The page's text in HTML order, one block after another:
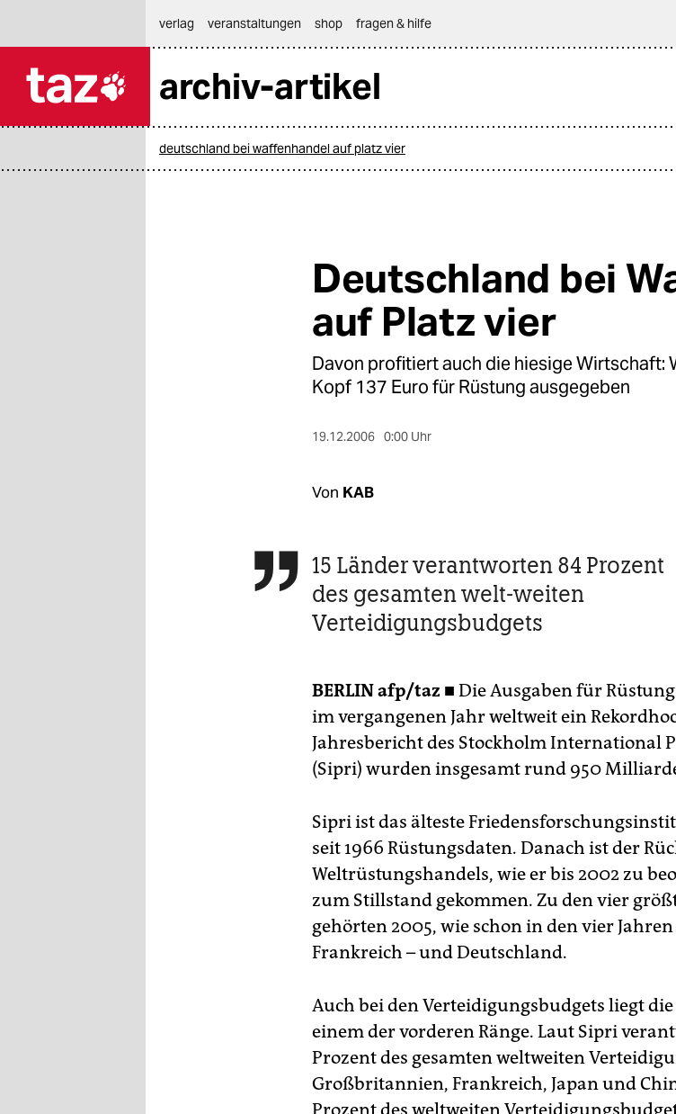
themen
veranstaltungen
verlag
veranstaltungen shop fragen & hilfe
archiv-artikel
deutschland bei waffenhandel auf platz vier
Deutschland bei
auf Platz vier
Davon profitiert auch die hiesige Wirtschaft:
Kopf 137 Euro für Rüstung ausgegeben
19.12.2006 0:00 Uhr
Von KAB
 15 Länder verantworten 84 Prozent
des gesamten welt-weiten
Verteidigungsbudgets
BERLINafp/taz ■ Die Ausgaben für
im vergangenen Jahr weltweit ein
Jahresbericht des Stockholm International
(Sipri) wurden insgesamt rund 950
Sipri ist das älteste
seit 1966 Rüstungsdaten. Danach ist der
Weltrüstungshandels, wie er bis 2002 zu
zum Stillstand gekommen. Zu den vier
gehörten 2005, wie schon in den vier
Frankreich – und Deutschland.
Auch bei den Verteidigungsbudgets liegt
einem der vorderen Ränge. Laut Sipri
Prozent des gesamten weltweiten
Großbritannien, Frankreich, Japan und
Prozent des weltweiten